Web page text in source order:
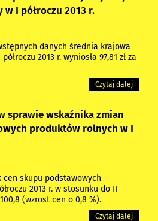
I półroczu 2013 r.
danych średnia krajowa
2013 r. wyniosła 97,81 zł za
Czytaj dalej
sprawie wskaźnika zmian
produktów rolnych w I
cen skupu podstawowych
2013 r. w stosunku do II
(wzrost cen o 0,8 %).
Czytaj dalej